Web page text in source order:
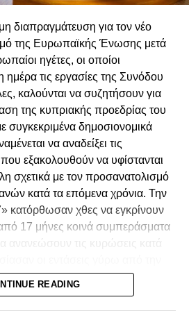
θέσεις του Γενικού Εισαγγελέα
Εισαγγελέα.
για τα αδικήματα που
στο Πόρισμα.
υπόπτων στη Δικαιοσύνη,
τιμωρία των ενόχων.
θεσμών και του κράτους
μας.
διαπραγμάτευση για τον νέο
της Ευρωπαϊκής Ένωσης μετά
ηγέτες, οι οποίοι
ημέρα τις εργασίες της Συνόδου
καλούνται να συζητήσουν για
της κυπριακής προεδρίας του
συγκεκριμένα δημοσιονομικά
να αναδείξει τις
εξακολουθούν να υφίστανται
σχετικά με τον προσανατολισμό
κατά τα επόμενα χρόνια. Την
κατόρθωσαν χθες να εγκρίνουν
17 μήνες κοινά συμπεράσματα
του Ευρωπαϊκού
να διερευνήσει δίαυλο
READING